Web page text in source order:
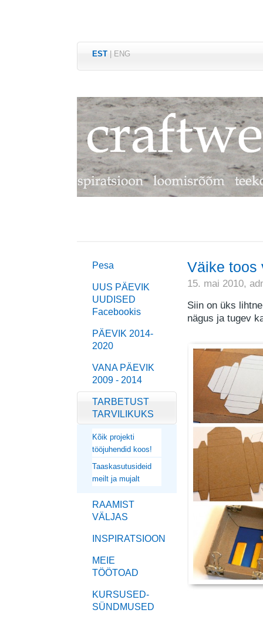
EST ENG
Pesa
UUS PÄEVIK
UUDISED
Facebookis
PÄEVIK 2014-
2020
VANA PÄEVIK
2009 - 2014
TARBETUST
TARVILIKUKS
Kõik projekti
tööjuhendid koos!
Taaskasutusideid
meilt ja mujalt
RAAMIST
VÄLJAS
INSPIRATSIOON
MEIE
TÖÖTOAD
KURSUSED-
SÜNDMUSED
Väike toos
15. mai 2010,
Siin on üks
nägus ja tugev